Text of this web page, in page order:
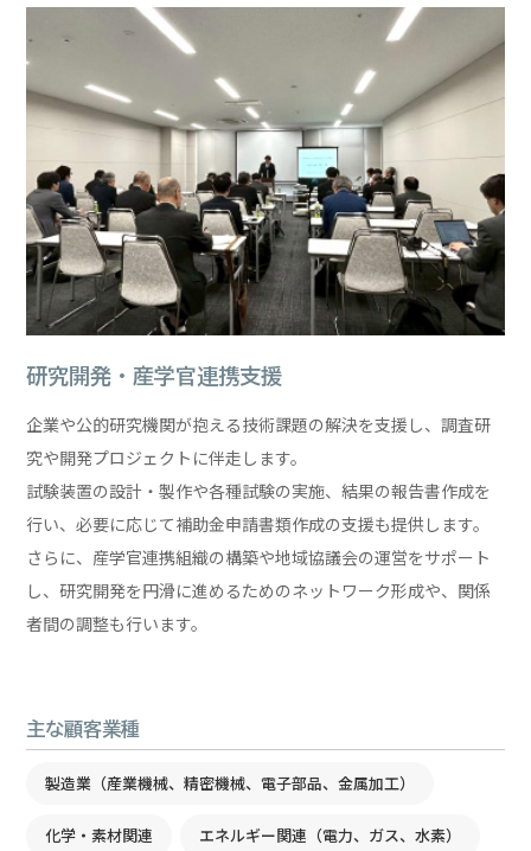
研究開発・産学官連携支援
企業や公的研究機関が抱える技術課題の解決を支援し、調査研
究や開発プロジェクトに伴走します。
試験装置の設計・製作や各種試験の実施、結果の報告書作成を
行い、必要に応じて補助金申請書類作成の支援も提供します。
さらに、産学官連携組織の構築や地域協議会の運営をサポート
し、研究開発を円滑に進めるためのネットワーク形成や、関係
者間の調整も行います。
主な顧客業種
製造業（産業機械、精密機械、電子部品、金属加工）
化学・素材関連 エネルギー関連（電力、ガス、水素）